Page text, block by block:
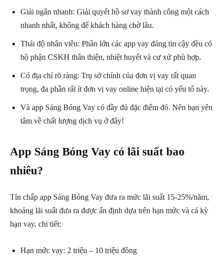
Giải ngân nhanh: Giải quyết hồ sơ vay thành công một cách
nhanh nhất, không để khách hàng chờ lâu.
Thái độ nhân viên: Phần lớn các app vay đáng tin cậy đều có
bộ phận CSKH thân thiện, nhiệt huyết và cư xử phù hợp.
Có địa chỉ rõ ràng: Trụ sở chính của đơn vị vay rất quan
trọng, đa phần rất ít đơn vị vay online hiện tại có yếu tố này.
Và app Sáng Bóng Vay có đầy đủ đặc điểm đó. Nên bạn yên
tâm về chất lượng dịch vụ ở đây!
App Sáng Bóng Vay có lãi suất bao
nhiêu?
Tín chấp app Sáng Bóng Vay đưa ra mức lãi suất 15-25%/năm,
khoảng lãi suất đưa ra được ấn định dựa trên hạn mức và cả kỳ
hạn vay, chi tiết:
Hạn mức vay: 2 triệu – 10 triệu đồng